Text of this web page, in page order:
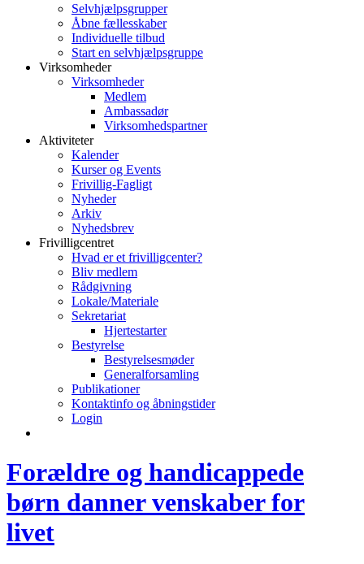
Selvhjælpsgrupper
Åbne fællesskaber
Individuelle tilbud
Start en selvhjælpsgruppe
Virksomheder
Virksomheder
Medlem
Ambassadør
Virksomhedspartner
Aktiviteter
Kalender
Kurser og Events
Frivillig-Fagligt
Nyheder
Arkiv
Nyhedsbrev
Frivilligcentret
Hvad er et frivilligcenter?
Bliv medlem
Rådgivning
Lokale/Materiale
Sekretariat
Hjertestarter
Bestyrelse
Bestyrelsesmøder
Generalforsamling
Publikationer
Kontaktinfo og åbningstider
Login
Forældre og handicappede
børn danner venskaber for
livet